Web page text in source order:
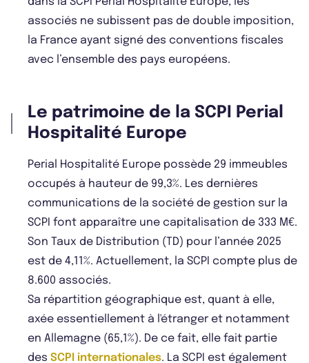
associés ne subissent pas de double imposition,
la France ayant signé des conventions fiscales
avec l’ensemble des pays européens.
Le patrimoine de la SCPI Perial
Hospitalité Europe
Perial Hospitalité Europe possède 29 immeubles
occupés à hauteur de 99,3%. Les dernières
communications de la société de gestion sur la
SCPI font apparaître une capitalisation de 333 M€.
Son Taux de Distribution (TD) pour l’année 2025
est de 4,11%. Actuellement, la SCPI compte plus de
8.600 associés.
Sa répartition géographique est, quant à elle,
axée essentiellement à l'étranger et notamment
en Allemagne (65,1%). De ce fait, elle fait partie
des SCPI internationales. La SCPI est également